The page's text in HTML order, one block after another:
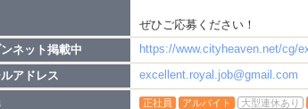
ぜひご応募ください！
ネット掲載中
https://www.cityheaven.net/cg/
アドレス
excellent.royal.job@gmail.com
正社員 アルバイト 大型連休あり